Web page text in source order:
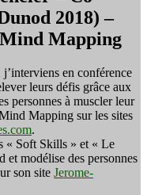
2018) –
Mapping
en conférence
leurs défis grâce aux
personnes à muscler leur
Mapping sur les sites
.
« Soft Skills » et « Le
modélise des personnes
son site Jerome-